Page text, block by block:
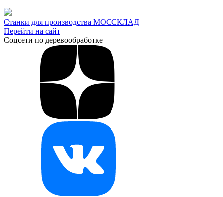
Станки для производства МОССКЛАД
Перейти на сайт
Соцсети по деревообработке